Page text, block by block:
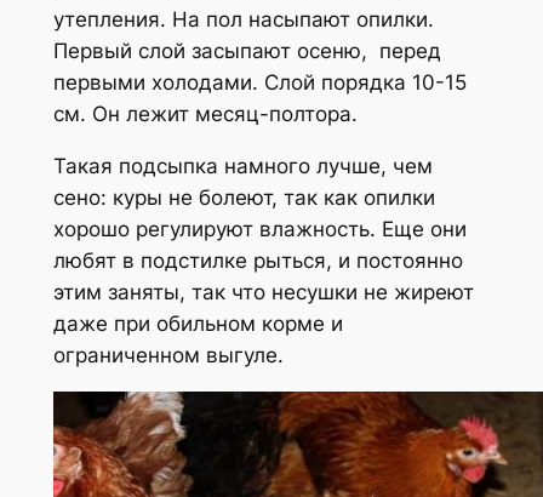
утепления. На пол насыпают опилки.
Первый слой засыпают осеню, перед
первыми холодами. Слой порядка 10-15
см. Он лежит месяц-полтора.
Такая подсыпка намного лучше, чем
сено: куры не болеют, так как опилки
хорошо регулируют влажность. Еще они
любят в подстилке рыться, и постоянно
этим заняты, так что несушки не жиреют
даже при обильном корме и
ограниченном выгуле.